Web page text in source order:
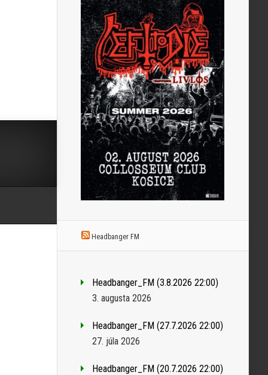
Headbanger FM
Headbanger_FM (3.8.2026 22:00)
3. augusta 2026
Headbanger_FM (27.7.2026 22:00)
27. júla 2026
Headbanger_FM (20.7.2026 22:00)